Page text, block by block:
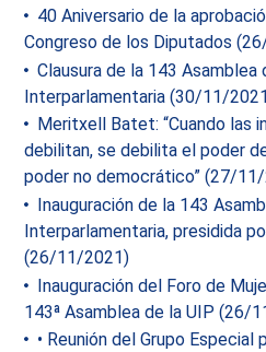
40 Aniversario de la
Congreso de los Diputados
Clausura de la 143 Asamblea
Interparlamentaria (30/11/
Meritxell Batet: “Cuando las
debilitan, se debilita el poder
poder no democrático” (27/
Inauguración de la 143
Interparlamentaria, presidida
(26/11/2021)
Inauguración del Foro de
143ª Asamblea de la UIP (26/
• Reunión del Grupo